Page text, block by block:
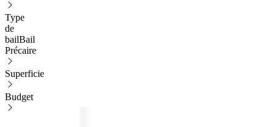
Type
de
bailBail
Précaire
Superficie
Budget